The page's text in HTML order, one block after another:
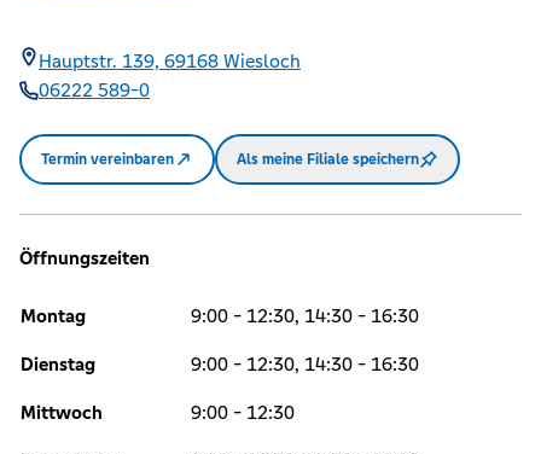
Hauptstr. 139, 69168 Wiesloch
06222 589-0
Termin vereinbaren Als meine Filiale speichern
Öffnungszeiten
Montag 9:00 - 12:30, 14:30 - 16:30
Dienstag 9:00 - 12:30, 14:30 - 16:30
Mittwoch 9:00 - 12:30